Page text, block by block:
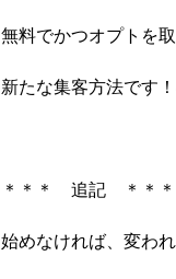
無料でかつオプトを
新たな集客方法です
＊＊＊ 追記 ＊＊＊
始めなければ、変われ